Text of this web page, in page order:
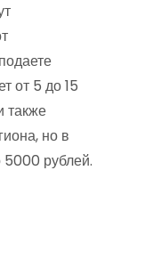
от 5 до 15
также
но в
5000 рублей.